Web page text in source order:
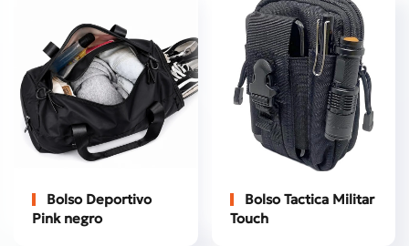
Bolso Deportivo
Pink negro
Bolso Tactica Militar
Touch